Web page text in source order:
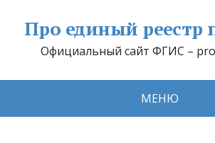
Про единый реестр
Официальный сайт ФГИС –
МЕНЮ